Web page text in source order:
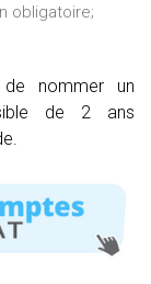
obligatoire;
de nommer un
de 2 ans